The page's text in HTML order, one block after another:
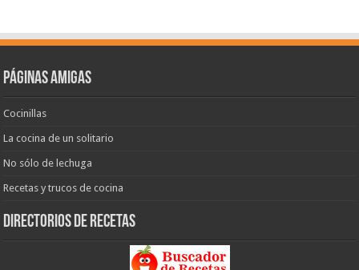
Páginas amigas
Cocinillas
La cocina de un solitario
No sólo de lechuga
Recetas y trucos de cocina
Directorios de recetas